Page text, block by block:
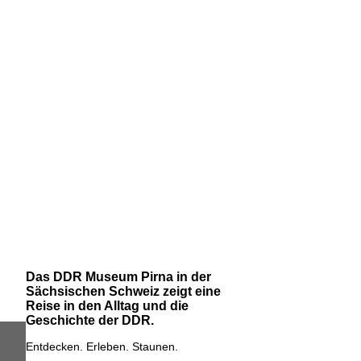
Das DDR Museum Pirna in der
Sächsischen Schweiz zeigt eine
Reise in den Alltag und die
Geschichte der DDR.
Entdecken. Erleben. Staunen.